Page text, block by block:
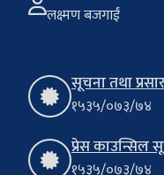
लक्ष्मण बजगाईं
सूचना तथा
१५३५/०७३/७४
प्रेस काउन्सिल